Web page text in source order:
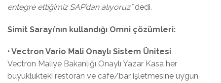
entegre ettiğimiz SAP’dan alıyoruz”dedi.
Simit Sarayı’nın kullandığı Omni çözümleri:
• Vectron Vario Mali Onaylı Sistem Ünitesi
Vectron Maliye Bakanlığı Onaylı Yazar Kasa her
büyüklükteki restoran ve cafe/bar işletmesine uygun,